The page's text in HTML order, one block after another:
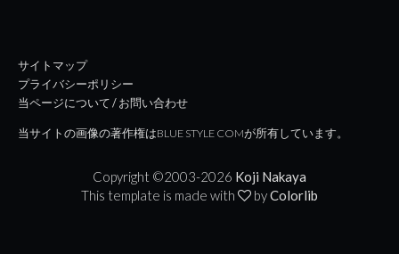
サイトマップ
プライバシーポリシー
当ページについて / お問い合わせ
当サイトの画像の著作権はBLUE STYLE COMが所有しています。
Copyright ©2003-2026 Koji Nakaya
This template is made with
byColorlib